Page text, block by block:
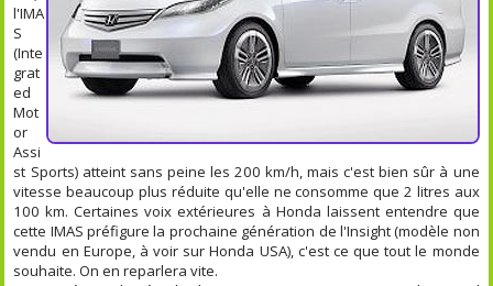
l'IMA
S
(Inte
grat
ed
Mot
or
Assi
st Sports) atteint sans peine les 200 km/h, mais c'est bien sûr à une
vitesse beaucoup plus réduite qu'elle ne consomme que 2 litres aux
100 km. Certaines voix extérieures à Honda laissent entendre que
cette IMAS préfigure la prochaine génération de l'Insight (modèle non
vendu en Europe, à voir sur Honda USA), c'est ce que tout le monde
souhaite. On en reparlera vite.